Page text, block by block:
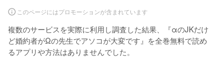
このページにはプロモーションが含まれています
複数のサービスを実際に利用し調査した結果、『αのJKだけ
ど婚約者がΩの先生でアソコが大変です』を全巻無料で読め
るアプリや方法はありませんでした。